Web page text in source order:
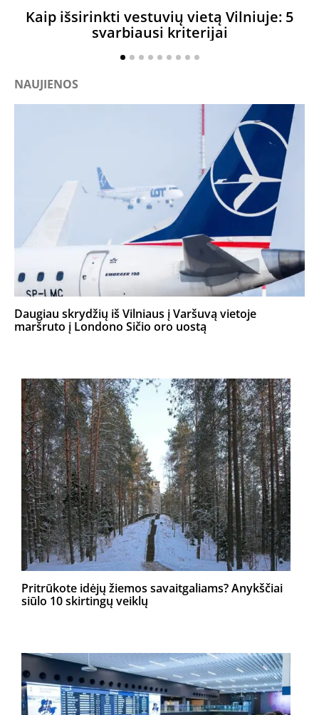
Kaip išsirinkti vestuvių vietą Vilniuje: 5
svarbiausi kriterijai
NAUJIENOS
Daugiau skrydžių iš Vilniaus į Varšuvą vietoje
maršruto į Londono Sičio oro uostą
Pritrūkote idėjų žiemos savaitgaliams? Anykščiai
siūlo 10 skirtingų veiklų